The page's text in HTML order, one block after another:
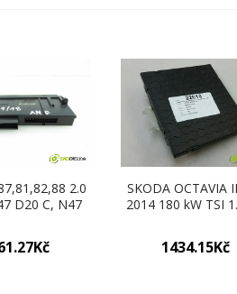
2.0
D20 C, N47
6 stupňová
km MODUL
SKODA OCTAVIA
2014 180 kW TSI
5Q0937086AA
komfortu)
1434.15Kč